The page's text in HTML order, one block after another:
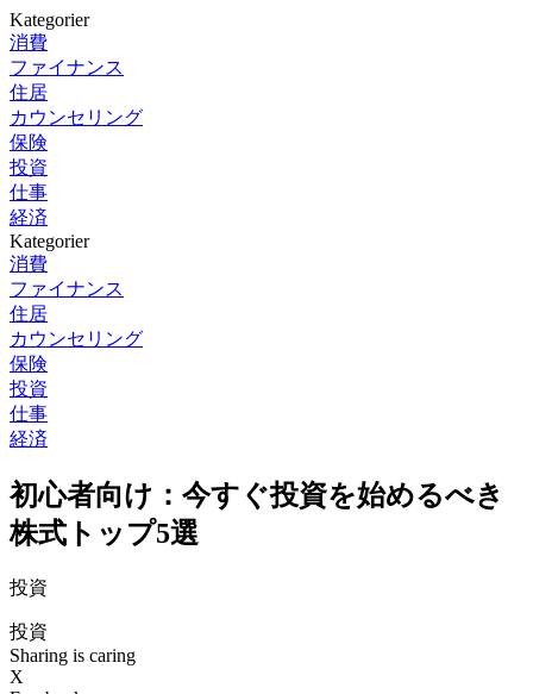
Kategorier
消費
ファイナンス
住居
カウンセリング
保険
投資
仕事
経済
Kategorier
消費
ファイナンス
住居
カウンセリング
保険
投資
仕事
経済
初心者向け：今すぐ投資を始めるべき
株式トップ5選
投資
投資
Sharing is caring
X